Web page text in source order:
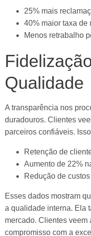
25% mais
40% maior taxa de
Menos retrabalho
Qualidade
A transparência nos
duradouros. Clientes
parceiros confiáveis.
Retenção de
Aumento de 22%
Redução de
Esses dados mostram
a qualidade interna. Ela
mercado. Clientes veem
compromisso com a